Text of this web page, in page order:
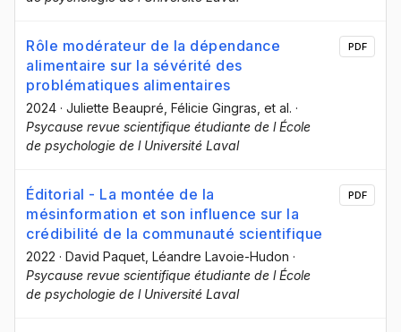
Rôle modérateur de la dépendance
alimentaire sur la sévérité des
problématiques alimentaires
2024 · Juliette Beaupré , Félicie Gingras , et al. ·
Psycause revue scientifique étudiante de l École
de psychologie de l Université Laval
PDF
Éditorial - La montée de la
mésinformation et son influence sur la
crédibilité de la communauté scientifique
2022 · David Paquet , Léandre Lavoie-Hudon ·
Psycause revue scientifique étudiante de l École
de psychologie de l Université Laval
PDF